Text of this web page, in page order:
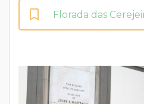
Florada das